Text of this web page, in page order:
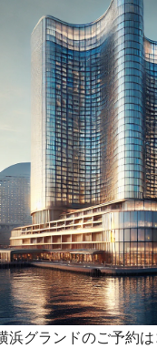
浜グランドのご予約は